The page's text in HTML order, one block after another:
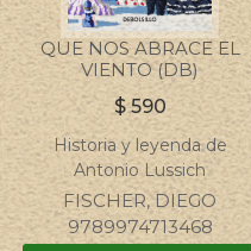
QUE NOS ABRACE EL
VIENTO (DB)
$590
Historia y leyenda de
Antonio Lussich
FISCHER, DIEGO
9789974713468